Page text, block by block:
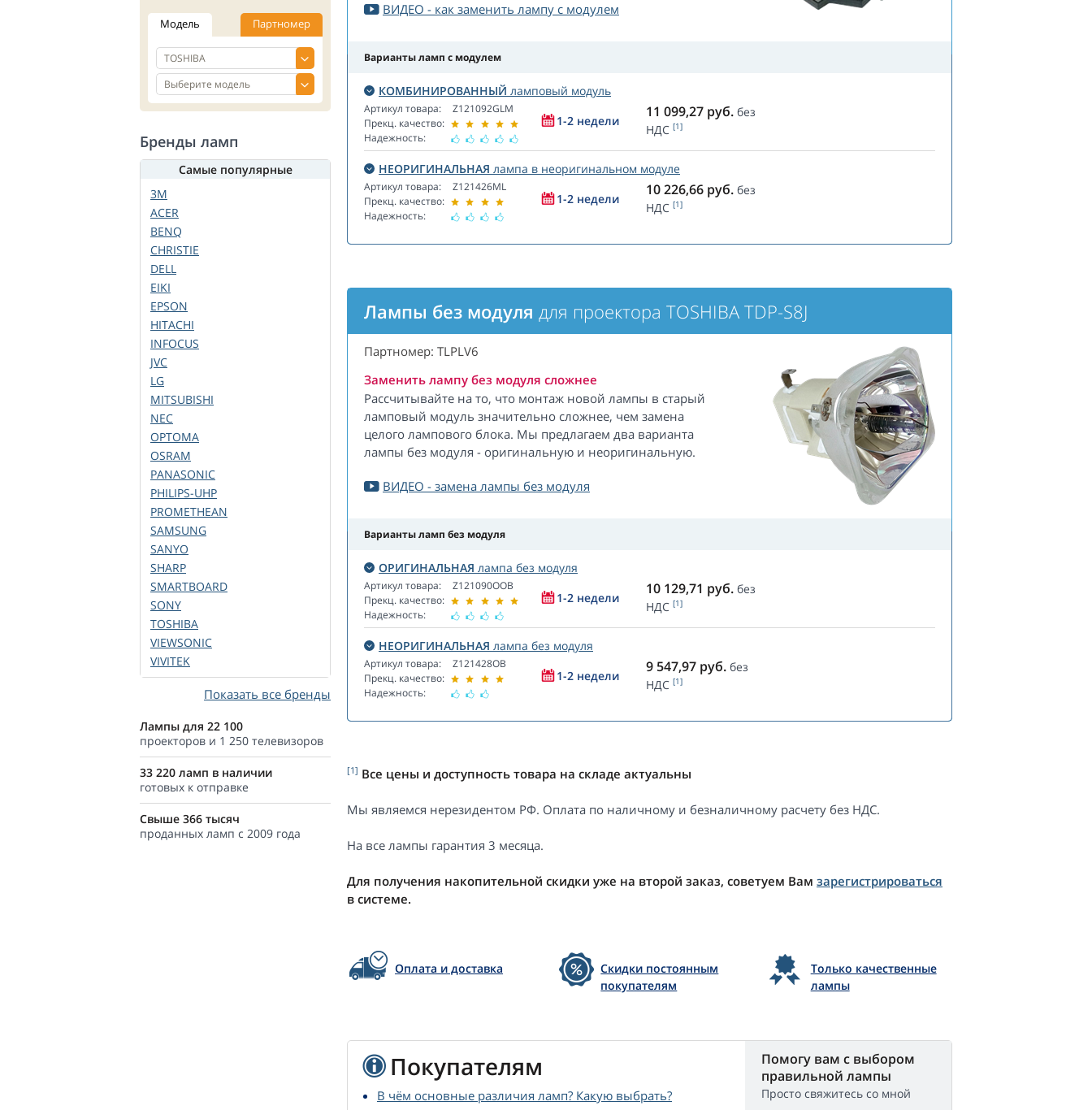
ВИДЕО - как заменить лампу с модулем
Варианты ламп с модулем
КОМБИНИРОВАННЫЙ ламповый модуль
Артикул товара:
Прекц. качество:
Надежность:
Z121092GLM
1-2 недели
11 099,27 руб. без
НДС [1]
НЕОРИГИНАЛЬНАЯ лампа в неоригинальном модуле
Артикул товара:
Прекц. качество:
Надежность:
Z121426ML
1-2 недели
10 226,66 руб. без
НДС [1]
Лампы без модуля для проектора TOSHIBA TDP-S8J
Партномер: TLPLV6
Заменить лампу без модуля сложнее
Рассчитывайте на то, что монтаж новой лампы в старый
ламповый модуль значительно сложнее, чем замена
целого лампового блока. Мы предлагаем два варианта
лампы без модуля - оригинальную и неоригинальную.
ВИДЕО - замена лампы без модуля
Варианты ламп без модуля
ОРИГИНАЛЬНАЯ лампа без модуля
Артикул товара:
Прекц. качество:
Надежность:
Z121090OOB
1-2 недели
10 129,71 руб. без
НДС [1]
НЕОРИГИНАЛЬНАЯ лампа без модуля
Артикул товара:
Прекц. качество:
Надежность:
Z121428OB
1-2 недели
9 547,97 руб. без
НДС [1]
[1] Все цены и доступность товара на складе актуальны
Мы являемся нерезидентом РФ. Оплата по наличному и безналичному расчету без НДС.
На все лампы гарантия 3 месяца.
Для получения накопительной скидки уже на второй заказ, советуем Вам зарегистрироваться
в системе.
Оплата и доставка
Скидки постоянным
покупателям
Только качественные
лампы
Покупателям
В чём основные различия ламп? Какую выбрать?
Помогу вам с выбором
правильной лампы
Просто свяжитесь со мной
Модель Партномер
Бренды ламп
Самые популярные
3M
ACER
BENQ
CHRISTIE
DELL
EIKI
EPSON
HITACHI
INFOCUS
JVC
LG
MITSUBISHI
NEC
OPTOMA
OSRAM
PANASONIC
PHILIPS-UHP
PROMETHEAN
SAMSUNG
SANYO
SHARP
SMARTBOARD
SONY
TOSHIBA
VIEWSONIC
VIVITEK
Показать все бренды
Лампы для 22 100
проекторов и 1 250 телевизоров
33 220 ламп в наличии
готовых к отправке
Свыше 366 тысяч
проданных ламп с 2009 года